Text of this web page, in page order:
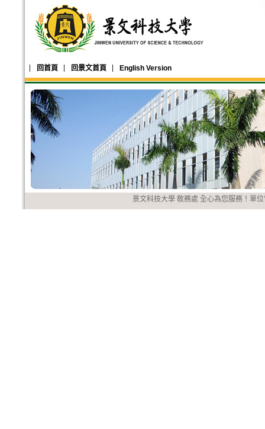
回首頁 回景文首頁 English Version
景文科技大學 敎務處 全心為您服務！單